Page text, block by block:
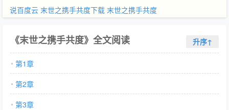
说百度云 末世之携手共度下载 末世之携手共度
《末世之携手共度》全文阅读 升序↑
第1章
第2章
第3章